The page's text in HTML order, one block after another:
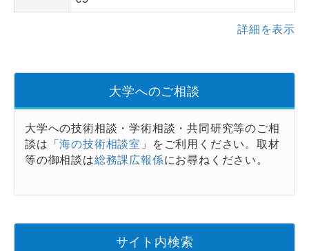
詳細を表示
大学へのご相談
大学への技術相談・学術相談・共同研究等のご相
談は「海の技術相談室 」をご利用ください。取材
等の御相談は総務課広報係にお尋ねください。
サイト内検索